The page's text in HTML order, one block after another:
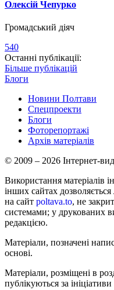
Олексій Чепурко
Громадський діяч
540
Останні публікації:
Більше публікацій
Блоги
Новини Полтави
Спецпроекти
Блоги
Фоторепортажі
Архів матеріалів
© 2009 – 2026 Інтернет-
Використання матеріалів
інших сайтах
на сайт poltava.to, не
системами; у друкованих
редакцією.
Матеріали, позначені
основі.
Матеріали, розміщені в
публікуються за